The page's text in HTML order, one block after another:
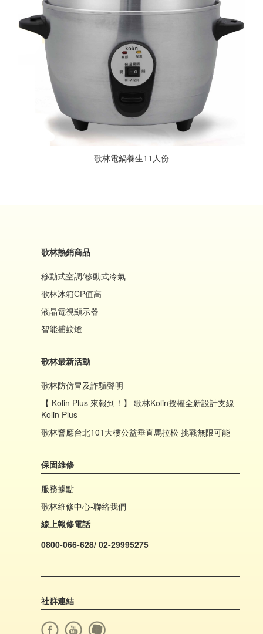
歌林電鍋養生11人份
歌林熱銷商品
移動式空調/移動式冷氣
歌林冰箱CP值高
液晶電視顯示器
智能捕蚊燈
歌林最新活動
歌林防仿冒及詐騙聲明
【 Kolin Plus 來報到！】 歌林Kolin授權全新設計支線-
Kolin Plus
歌林響應台北101大樓公益垂直馬拉松 挑戰無限可能
保固維修
服務據點
歌林維修中心-聯絡我們
線上報修電話
0800-066-628/ 02-29995275
社群連結